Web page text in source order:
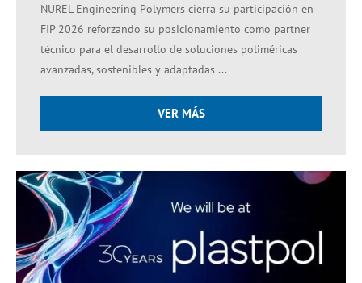
NUREL Engineering Polymers cierra su participación en
FIP 2026 reforzando su posicionamiento como partner
técnico para el desarrollo de soluciones poliméricas
avanzadas, sostenibles y adaptadas ...
VER MÁS